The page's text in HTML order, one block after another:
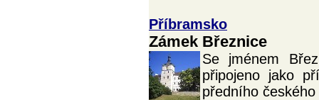
Příbramsko
Zámek Březnice
Se jménem
připojeno jako
předního